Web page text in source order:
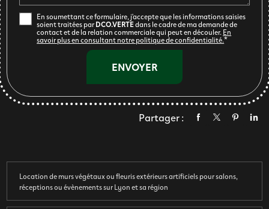
En soumettant ce formulaire, j'accepte que les informations saisies
soient traitées parDCO.VERTEdans le cadre de ma demande de
contact et de la relation commerciale qui peut en découler.En
savoir plus en consultant notre politique de confidentialité.*
Partager :
Location de murs végétaux ou fleuris extérieurs artificiels pour salons,
réceptions ou évènements sur Lyon et sa région